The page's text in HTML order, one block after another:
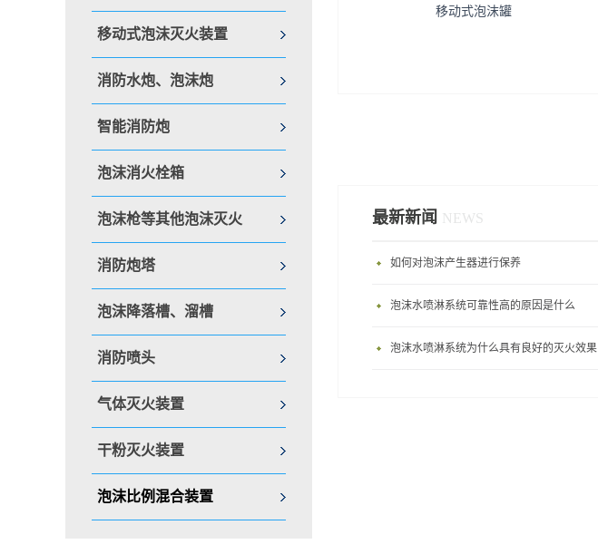
移动式泡沫灭火装置
消防水炮、泡沫炮
智能消防炮
泡沫消火栓箱
泡沫枪等其他泡沫灭火
消防炮塔
泡沫降落槽、溜槽
消防喷头
气体灭火装置
干粉灭火装置
泡沫比例混合装置
移动式泡沫罐
最新新闻 NEWS
如何对泡沫产生器进行保养
泡沫水喷淋系统可靠性高的原因是什么
泡沫水喷淋系统为什么具有良好的灭火效果